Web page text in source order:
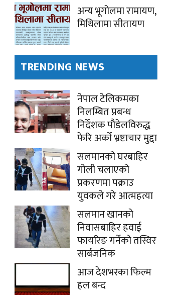
अन्य भूगोलमा रामायण,
मिथिलामा सीतायण
TRENDING NEWS
नेपाल टेलिकमका
निलम्बित प्रबन्ध
निर्देशक पौडेलविरुद्ध
फेरि अर्को भ्रष्टाचार मुद्दा
सलमानको घरबाहिर
गोली चलाएको
प्रकरणमा पक्राउ
युवकले गरे आत्महत्या
सलमान खानको
निवासबाहिर हवाई
फायरिङ गर्नेको तस्विर
सार्बजनिक
आज देशभरका फिल्म
हल बन्द